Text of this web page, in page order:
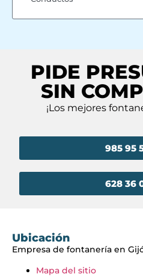
PIDE
SIN
¡Los mejores
628 36
985 95
Ubicación
Empresa de fontanería en
Mapa del sitio